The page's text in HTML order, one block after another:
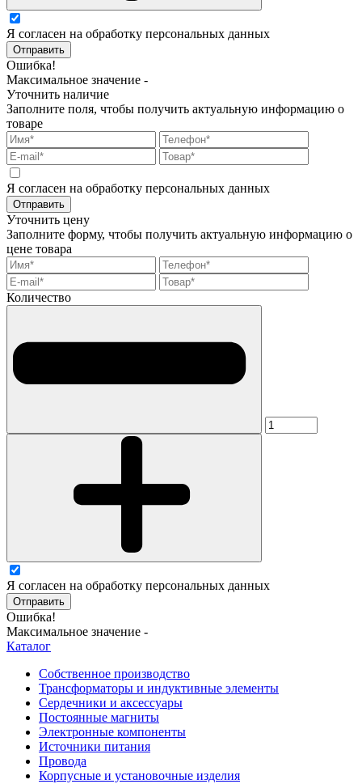
Я согласен на обработку персональных данных
Отправить
Ошибка!
Максимальное значение -
Уточнить наличие
Заполните поля, чтобы получить актуальную информацию о
товаре
Я согласен на обработку персональных данных
Отправить
Уточнить цену
Заполните форму, чтобы получить актуальную информацию о
цене товара
Количество
Я согласен на обработку персональных данных
Отправить
Ошибка!
Максимальное значение -
Каталог
Собственное производство
Трансформаторы и индуктивные элементы
Сердечники и аксессуары
Постоянные магниты
Электронные компоненты
Источники питания
Провода
Корпусные и установочные изделия